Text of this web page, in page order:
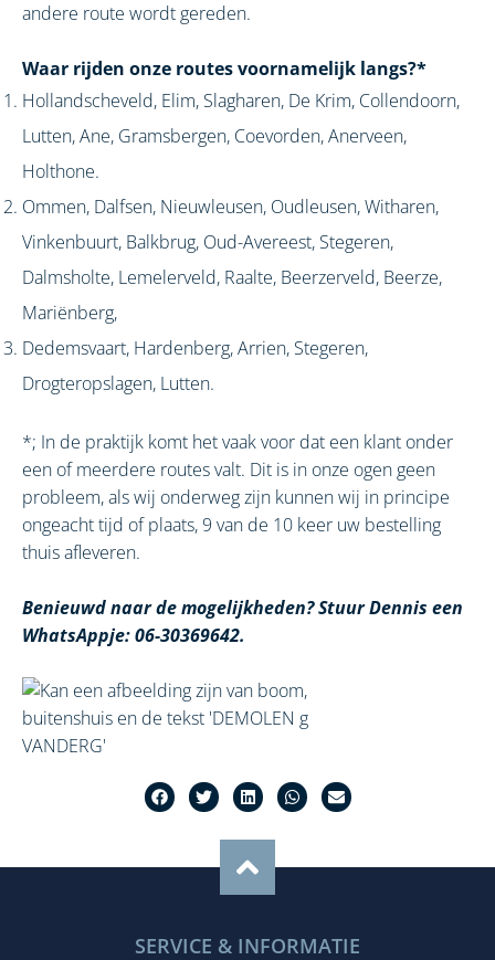
andere route wordt gereden.
Waar rijden onze routes voornamelijk langs?*
Hollandscheveld, Elim, Slagharen, De Krim, Collendoorn,
Lutten, Ane, Gramsbergen, Coevorden, Anerveen,
Holthone.
Ommen, Dalfsen, Nieuwleusen, Oudleusen, Witharen,
Vinkenbuurt, Balkbrug, Oud-Avereest, Stegeren,
Dalmsholte, Lemelerveld, Raalte, Beerzerveld, Beerze,
Mariënberg,
Dedemsvaart, Hardenberg, Arrien, Stegeren,
Drogteropslagen, Lutten.
*; In de praktijk komt het vaak voor dat een klant onder
een of meerdere routes valt. Dit is in onze ogen geen
probleem, als wij onderweg zijn kunnen wij in principe
ongeacht tijd of plaats, 9 van de 10 keer uw bestelling
thuis afleveren.
Benieuwd naar de mogelijkheden? Stuur Dennis een
WhatsAppje: 06-30369642.
SERVICE & INFORMATIE